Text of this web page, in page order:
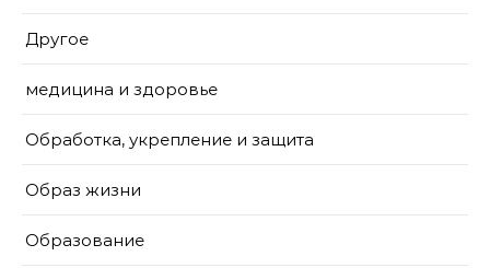
Другое
медицина и здоровье
Обработка, укрепление и защита
Образ жизни
Образование